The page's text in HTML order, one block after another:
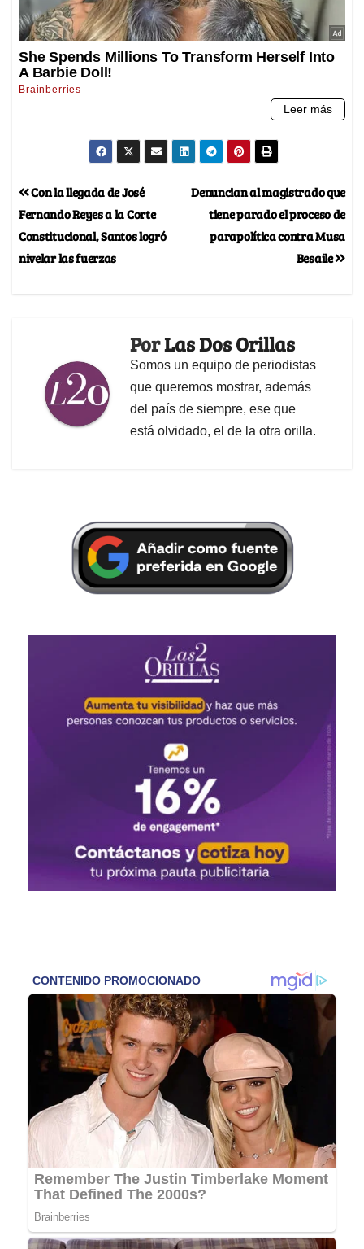
Denuncian al magistrado que
tiene parado el proceso de
parapolítica contra Musa
Besaile
Con la llegada de José
Fernando Reyes a la Corte
Constitucional, Santos logró
nivelar las fuerzas
PorLas Dos Orillas
Somos un equipo de periodistas
que queremos mostrar, además
del país de siempre, ese que
está olvidado, el de la otra orilla.